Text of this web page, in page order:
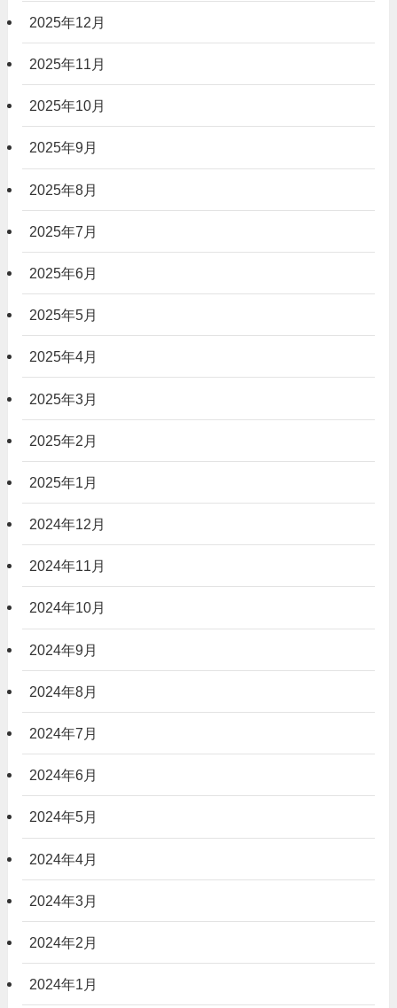
2025年12月
2025年11月
2025年10月
2025年9月
2025年8月
2025年7月
2025年6月
2025年5月
2025年4月
2025年3月
2025年2月
2025年1月
2024年12月
2024年11月
2024年10月
2024年9月
2024年8月
2024年7月
2024年6月
2024年5月
2024年4月
2024年3月
2024年2月
2024年1月